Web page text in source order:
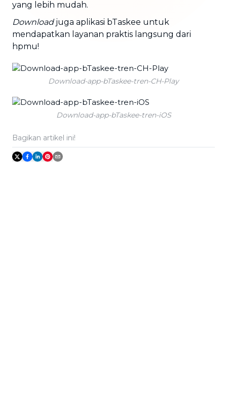
yang lebih mudah.
Downloadjuga aplikasi bTaskee untuk
mendapatkan layanan praktis langsung dari
hpmu!
Download-app-bTaskee-tren-CH-Play
Download-app-bTaskee-tren-iOS
Bagikan artikel ini!